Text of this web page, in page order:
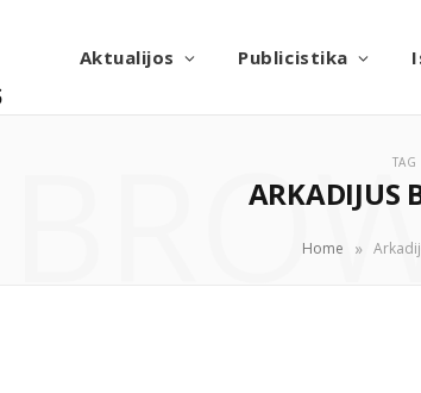
Aktualijos Publicistika
TAG
ARKADIJUS
Home »